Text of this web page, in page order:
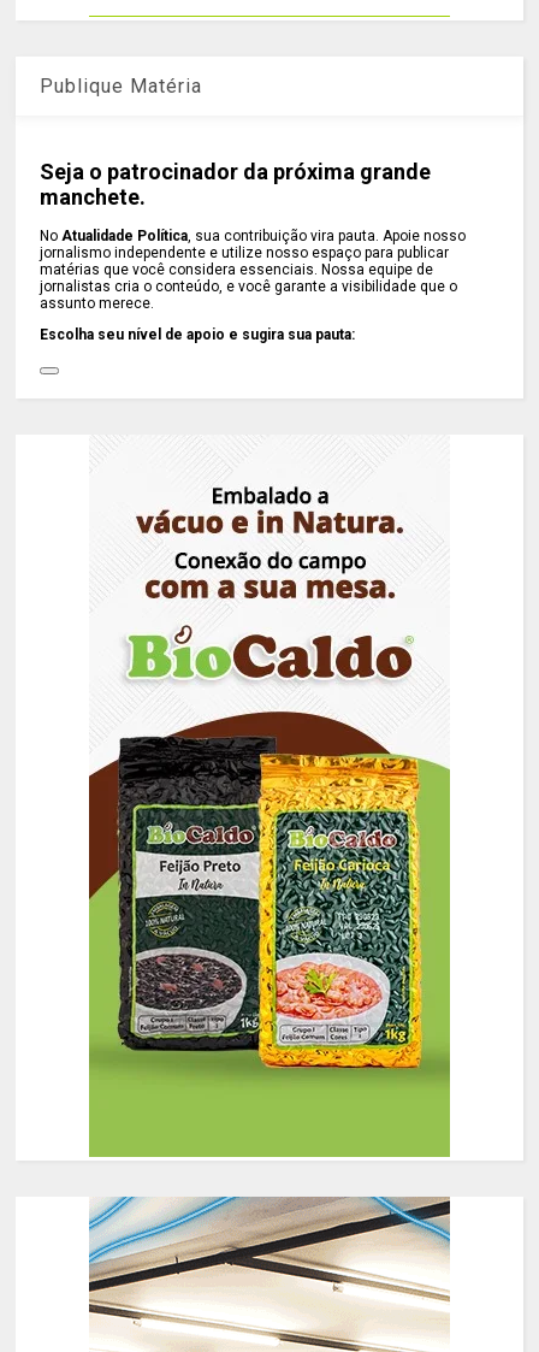
Publique Matéria
Seja o patrocinador da próxima grande
manchete.
No Atualidade Política , sua contribuição vira pauta. Apoie nosso
jornalismo independente e utilize nosso espaço para publicar
matérias que você considera essenciais. Nossa equipe de
jornalistas cria o conteúdo, e você garante a visibilidade que o
assunto merece.
Escolha seu nível de apoio e sugira sua pauta: